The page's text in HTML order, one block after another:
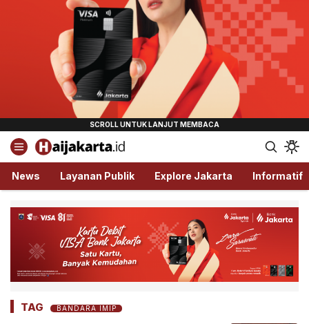
Haijakarta.id
Semua Tentang Jakarta Ada Disini!
News Layanan Publik Explore Jakarta Informatif
TAG BANDARA IMIP